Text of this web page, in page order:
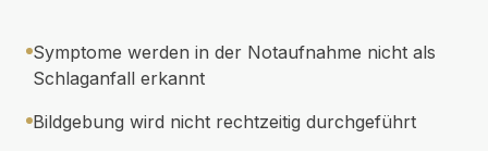
Symptome werden in der Notaufnahme nicht als
Schlaganfall erkannt
Bildgebung wird nicht rechtzeitig durchgeführt